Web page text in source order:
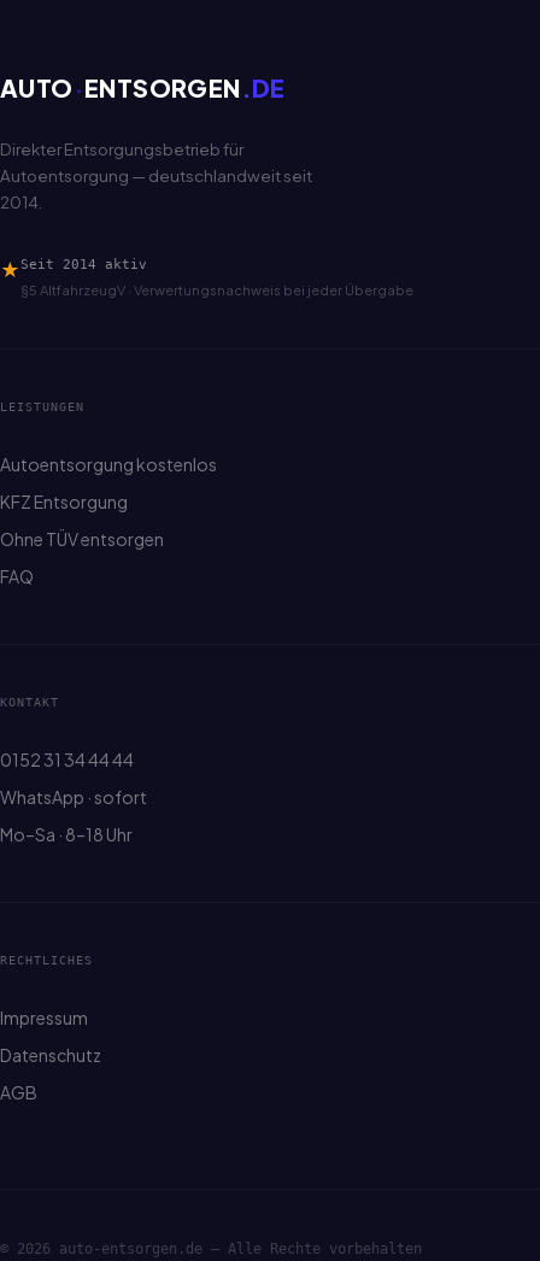
AUTO ·ENTSORGEN .DE
Direkter Entsorgungsbetrieb für
Autoentsorgung — deutschlandweit seit
2014.
★ Seit 2014 aktiv
§5 AltfahrzeugV · Verwertungsnachweis bei jeder Übergabe
LEISTUNGEN
Autoentsorgung kostenlos
KFZ Entsorgung
Ohne TÜV entsorgen
FAQ
KONTAKT
0152 31 34 44 44
WhatsApp · sofort
Mo–Sa · 8–18 Uhr
RECHTLICHES
Impressum
Datenschutz
AGB
© 2026 auto-entsorgen.de — Alle Rechte vorbehalten